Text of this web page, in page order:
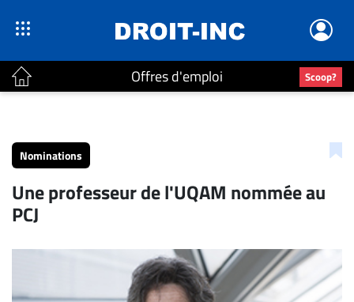
Offres d'emploi Scoop?
Accueil
Continu
Nominations
Bureaux
Nominations
Une professeur de l'UQAM nommée au
PCJ